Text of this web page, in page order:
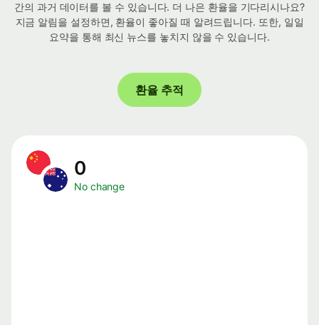
간의 과거 데이터를 볼 수 있습니다. 더 나은 환율을 기다리시나요?
지금 알림을 설정하면, 환율이 좋아질 때 알려드립니다. 또한, 일일
요약을 통해 최신 뉴스를 놓치지 않을 수 있습니다.
환율 추적
0
No change